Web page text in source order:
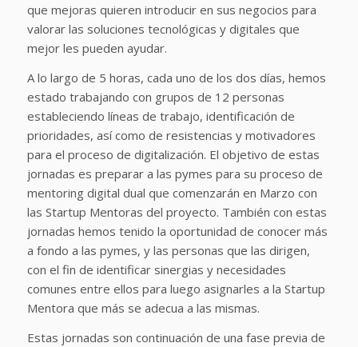
que mejoras quieren introducir en sus negocios para
valorar las soluciones tecnológicas y digitales que
mejor les pueden ayudar.
A lo largo de 5 horas, cada uno de los dos días, hemos
estado trabajando con grupos de 12 personas
estableciendo líneas de trabajo, identificación de
prioridades, así como de resistencias y motivadores
para el proceso de digitalización. El objetivo de estas
jornadas es preparar a las pymes para su proceso de
mentoring digital dual que comenzarán en Marzo con
las Startup Mentoras del proyecto. También con estas
jornadas hemos tenido la oportunidad de conocer más
a fondo a las pymes, y las personas que las dirigen,
con el fin de identificar sinergias y necesidades
comunes entre ellos para luego asignarles a la Startup
Mentora que más se adecua a las mismas.
Estas jornadas son continuación de una fase previa de